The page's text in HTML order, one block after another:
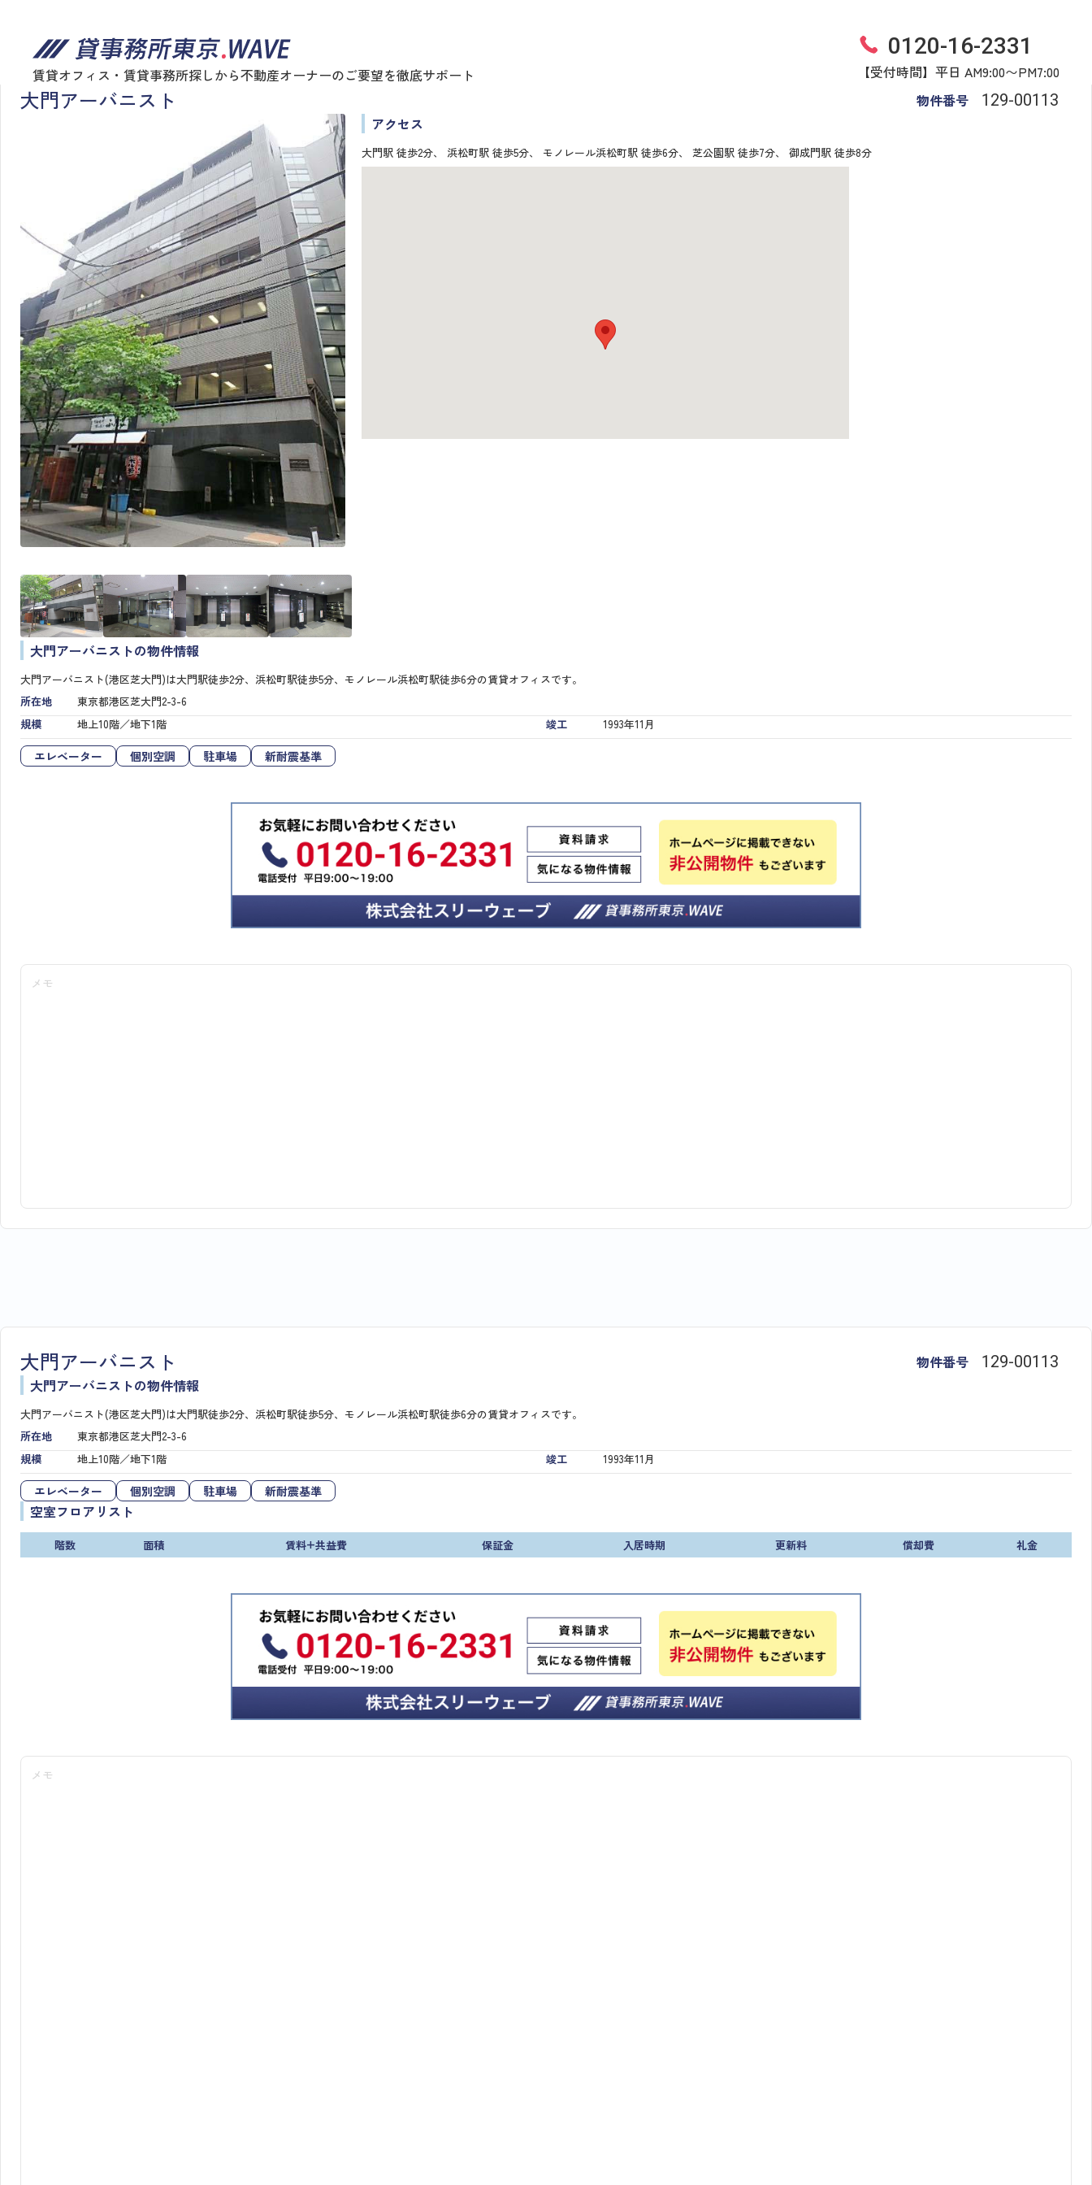
賃貸オフィス・賃貸事務所探しから不動産オーナーのご要望を徹底サポート
0120-16-2331
【受付時間】平日 AM9:00〜PM7:00
大門アーバニスト 物件番号
129​-​00113
アクセス
大門駅 徒歩2分、 浜松町駅 徒歩5分、 モノレール浜松町駅 徒歩6分、 芝公園駅 徒歩7分、 御成門駅 徒歩8分
大門アーバニストの物件情報
大門アーバニスト(港区芝大門)は大門駅徒歩2分、浜松町駅徒歩5分、モノレール浜松町駅徒歩6分の賃貸オフィスです。
所在地
東京都港区芝大門2-3-6
規模
地上10階／地下1階 竣工 1993年11月
エレベーター 個別空調 駐車場 新耐震基準
メモ
大門アーバニスト 物件番号
129​-​00113
大門アーバニストの物件情報
大門アーバニスト(港区芝大門)は大門駅徒歩2分、浜松町駅徒歩5分、モノレール浜松町駅徒歩6分の賃貸オフィスです。
所在地
東京都港区芝大門2-3-6
規模
地上10階／地下1階 竣工 1993年11月
エレベーター 個別空調 駐車場 新耐震基準
空室フロアリスト
階数 面積 賃料+共益費 保証金 入居時期 更新料 償却費 礼金
メモ